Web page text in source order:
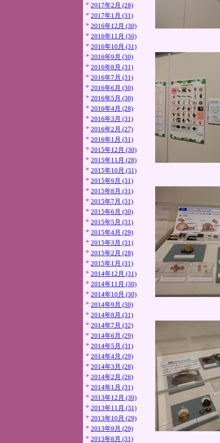
2017年2月 (28)
2017年1月 (31)
2016年12月 (30)
2016年11月 (30)
2016年10月 (31)
2016年9月 (30)
2016年8月 (31)
2016年7月 (31)
2016年6月 (30)
2016年5月 (30)
2016年4月 (28)
2016年3月 (31)
2016年2月 (27)
2016年1月 (31)
2015年12月 (30)
2015年11月 (28)
2015年10月 (31)
2015年9月 (31)
2015年8月 (31)
2015年7月 (31)
2015年6月 (30)
2015年5月 (31)
2015年4月 (29)
2015年3月 (31)
2015年2月 (28)
2015年1月 (31)
2014年12月 (31)
2014年11月 (30)
2014年10月 (30)
2014年9月 (30)
2014年8月 (31)
2014年7月 (32)
2014年6月 (29)
2014年5月 (31)
2014年4月 (29)
2014年3月 (28)
2014年2月 (26)
2014年1月 (31)
2013年12月 (30)
2013年11月 (31)
2013年10月 (29)
2013年9月 (29)
2013年8月 (31)